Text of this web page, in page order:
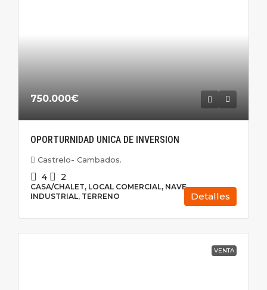
750.000€
OPORTURNIDAD UNICA DE INVERSION
Castrelo- Cambados.
4 2
CASA/CHALET, LOCAL COMERCIAL, NAVE
INDUSTRIAL, TERRENO
Detalles
VENTA